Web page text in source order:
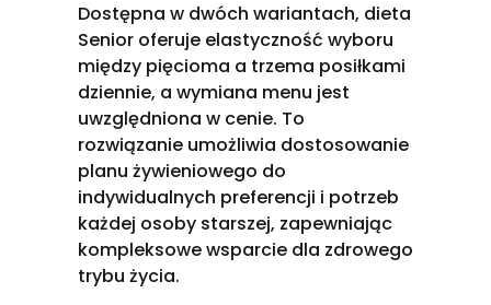
Dostępna w dwóch wariantach, dieta
Senior oferuje elastyczność wyboru
między pięcioma a trzema posiłkami
dziennie, a wymiana menu jest
uwzględniona w cenie. To
rozwiązanie umożliwia dostosowanie
planu żywieniowego do
indywidualnych preferencji i potrzeb
każdej osoby starszej, zapewniając
kompleksowe wsparcie dla zdrowego
trybu życia.